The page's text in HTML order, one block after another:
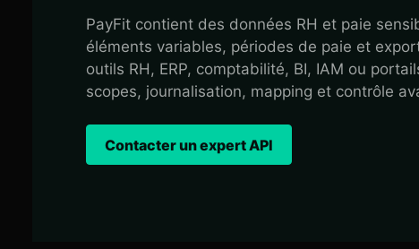
PayFit contient des données RH et paie
éléments variables, périodes de paie et
outils RH, ERP, comptabilité, BI, IAM ou
scopes, journalisation, mapping et contrôle
Contacter un expert API